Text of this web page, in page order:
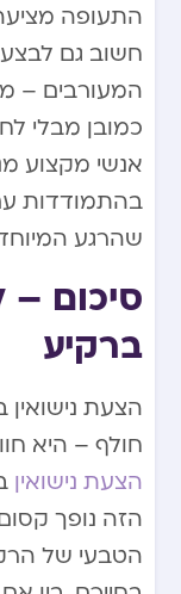
התעופה מציעה
חשוב גם לבצע
המעורבים –
כמובן מבלי
אנשי מקצוע
בהתמודדות
שהרגע
סיכום –
ברקיע
הצעת נישואין
חולף – היא
הצעת נישואין
הזה נופך
הטבעי של